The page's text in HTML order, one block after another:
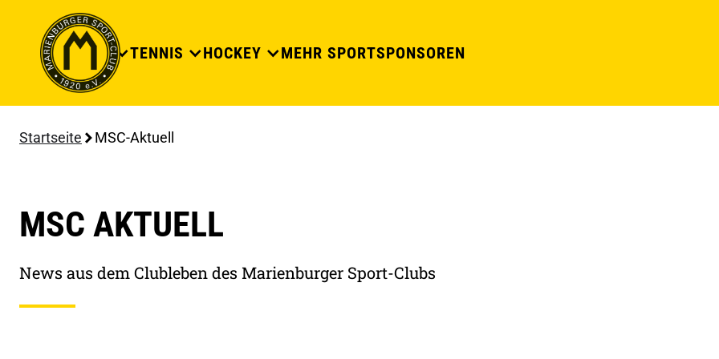
DER CLUB TENNIS HOCKEY MEHR SPORTSPONSOREN
Startseite MSC-Aktuell
MSC AKTUELL
News aus dem Clubleben des Marienburger Sport-Clubs